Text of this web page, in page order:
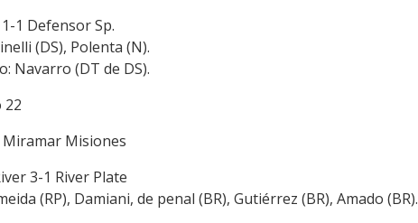
1 Defensor Sp.
(DS), Polenta (N).
Navarro (DT de DS).
22
Miramar Misiones
3-1 River Plate
(RP), Damiani, de penal (BR), Gutiérrez (BR), Amado (BR).